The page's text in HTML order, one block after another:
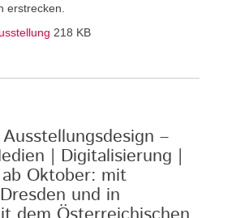
erstrecken.
218 KB
–
| Digitalisierung |
Oktober: mit
und in